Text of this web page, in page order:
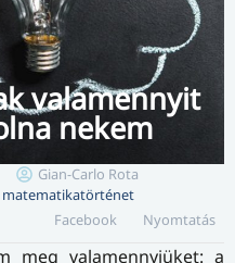
valamennyit
nekem
Gian-Carlo Rota
matematikatörténet
Facebook
Nyomtatás
meg valamennyiüket: a